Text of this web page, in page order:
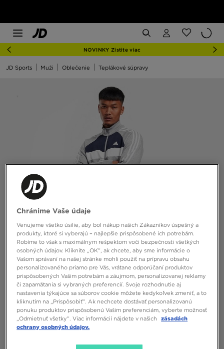
NOVINKY Zistite viac
JD Sports Muži Oblečenie Teplákové súpravy
Chránime Vaše údaje
Venujeme všetko úsilie, aby bol nákup našich Zákazníkov úspešný a
produkty, ktoré si vyberajú – najlepšie prispôsobené ich potrebám.
Robíme to však s maximálnym rešpektom voči bezpečnosti všetkých
osobných údajov. Kliknite „OK”, ak chcete, aby sme informácie o
Vašom správaní na našej stránke mohli použiť na prípravu obsahu
personalizovaného priamo pre Vás, vrátane odporúčaní produktov
prispôsobených Vašim potrebám a záujmom, personalizovanej reklamy
či zapamätania si vybraných preferencií. Svoje rozhodnutie aj
nastavenia týkajúce sa súborov cookie môžete kedykoľvek zmeniť, a to
kliknutím na „Prispôsobiť”. Ak nechcete dostávať personalizovanú
ponuku produktov prispôsobenú Vašim preferenciám, vyberte možnosť
„Odmietnuť všetky”. Viac informácií nájdete v našich
zásadách
ochrany osobných údajov.